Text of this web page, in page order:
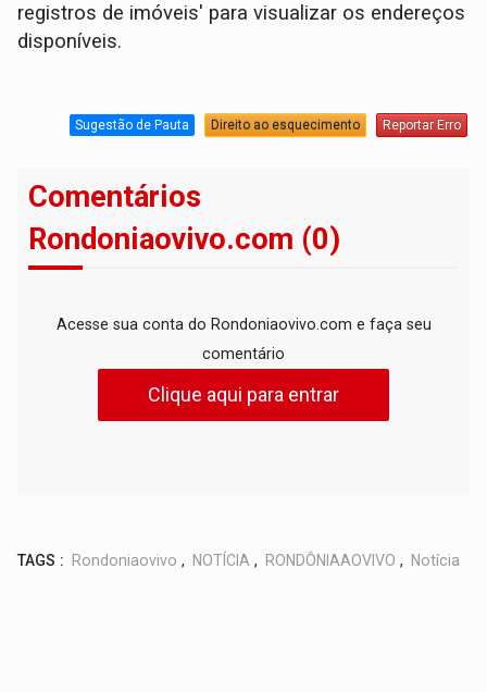
registros de imóveis' para visualizar os endereços
disponíveis.
Sugestão de Pauta Direito ao esquecimento Reportar Erro
Comentários
Rondoniaovivo.com (0)
Acesse sua conta do Rondoniaovivo.com e faça seu
comentário
Clique aqui para entrar
TAGS : Rondoniaovivo , NOTÍCIA , RONDÔNIAAOVIVO , Notícia